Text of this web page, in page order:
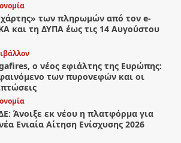
των πληρωμών από τον e-
και τη ΔΥΠΑ έως τις 14 Αυγούστου
ο νέος εφιάλτης της Ευρώπης:
των πυρονεφών και οι
Άνοιξε εκ νέου η πλατφόρμα για
Ενιαία Αίτηση Ενίσχυσης 2026